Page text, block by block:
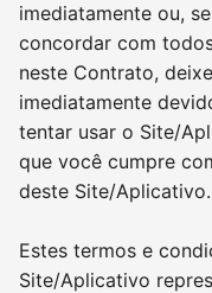
imediatamente ou,
concordar com
neste Contrato,
imediatamente
tentar usar o Site/
que você cumpre
deste Site/Aplicativo.
Estes termos e
Site/Aplicativo